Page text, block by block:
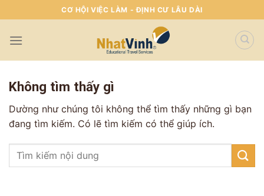
To
Content
CƠ HỘI VIỆC LÀM - ĐỊNH CƯ LÂU DÀI
Không tìm thấy gì
Dường như chúng tôi không thể tìm thấy những gì bạn
đang tìm kiếm. Có lẽ tìm kiếm có thể giúp ích.